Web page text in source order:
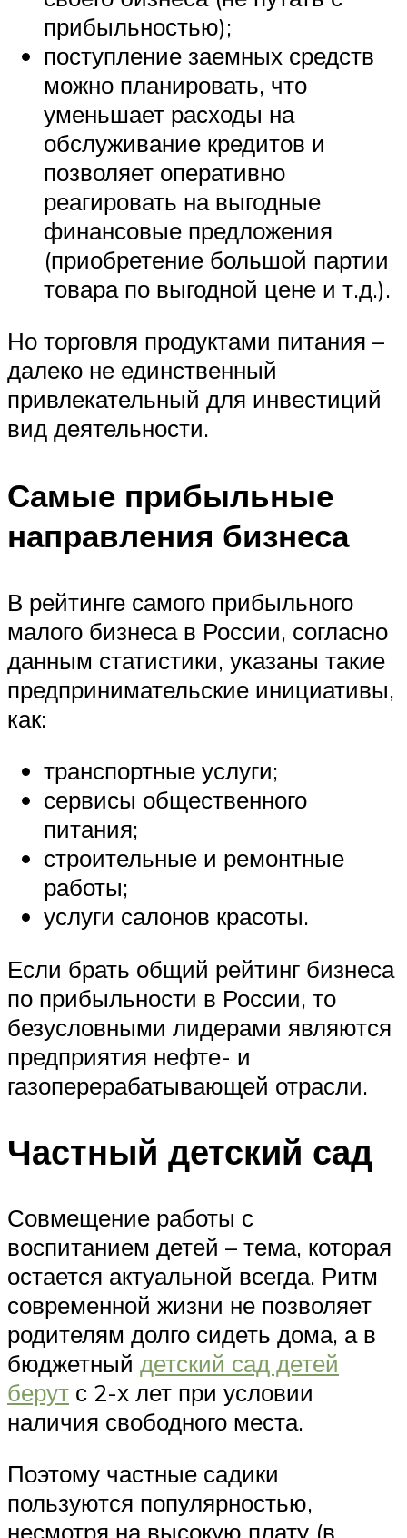
прибыльностью);
поступление заемных средств
можно планировать, что
уменьшает расходы на
обслуживание кредитов и
позволяет оперативно
реагировать на выгодные
финансовые предложения
(приобретение большой партии
товара по выгодной цене и т.д.).
Но торговля продуктами питания –
далеко не единственный
привлекательный для инвестиций
вид деятельности.
Самые прибыльные
направления бизнеса
В рейтинге самого прибыльного
малого бизнеса в России, согласно
данным статистики, указаны такие
предпринимательские инициативы,
как:
транспортные услуги;
сервисы общественного
питания;
строительные и ремонтные
работы;
услуги салонов красоты.
Если брать общий рейтинг бизнеса
по прибыльности в России, то
безусловными лидерами являются
предприятия нефте- и
газоперерабатывающей отрасли.
Частный детский сад
Совмещение работы с
воспитанием детей – тема, которая
остается актуальной всегда. Ритм
современной жизни не позволяет
родителям долго сидеть дома, а в
бюджетный детский сад детей
берут с 2-х лет при условии
наличия свободного места.
Поэтому частные садики
пользуются популярностью,
несмотря на высокую плату (в